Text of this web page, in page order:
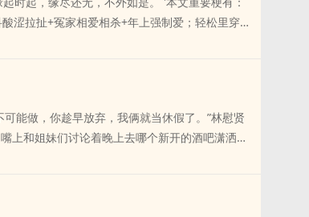
传她靠睡上位？蒋明筝第二次选择坐实，俞棐最好
字，如果不是和她的小傻子一样，蒋明筝根本懒得
蒋明筝原本选择了冷眼旁观转身就走，却还是为了
，选择了折返现场；将人拽离现场拖进消防通道里
。“俞总这是看中了哪朵小白花，想玩大总裁爱穷
对她的嘲讽，男人只是低着头闷闷地笑，进而趁
压，吻了上去。“行啊，我教你。”
男孩离开南塘那日开始她的生命便如十月的柳树一般迅速衰
百岁一生顺遂……第二回，文神医从苗疆带了一对子母蛊回
则只需找个身强体健的男人便可，文神医是崔愍琰走的第二年
男人为他治了六年的命，说句再生父母也不为过。但这法子和
之妙，都是以命换命的狠毒办法，但这一回母子蛊一荣俱荣一
￥@&（）B！”统：……骂完了记得做任务。贤：做你
了我！！！统：……你以为我想他们喜欢你吗！贤：……
……
发。50w字存稿，加更条件：过50收藏and过100珠加更
等日更吧,，好怕存稿被薅干净555555……）2.无论原文如
，只要没结婚的所有人都是处男，边缘性性行为只是为了
涩拉扯+冤家相爱相杀+年上强制爱；轻松里穿插
男主，写着写着发现其它角色更适合女主，其他
大结局的NP、一点儿也不H文，在作者这里剧
开，发车理由绝对是基于女男主情绪到了。正经
顶级窝囊废，她更是全东亚完美小孩的缩影，家
如过江之鲫，可她是老古板父母一手教出来的小
季”；薛宜活了26年就谈过两个男人，两个男人
能做，你趁早放弃，我俩就当休假了。”林慰贤
上和姐妹们讨论着晚上去哪个新开的酒吧潇洒，
个任务的无语相比，现在林慰贤早就死猪不怕开